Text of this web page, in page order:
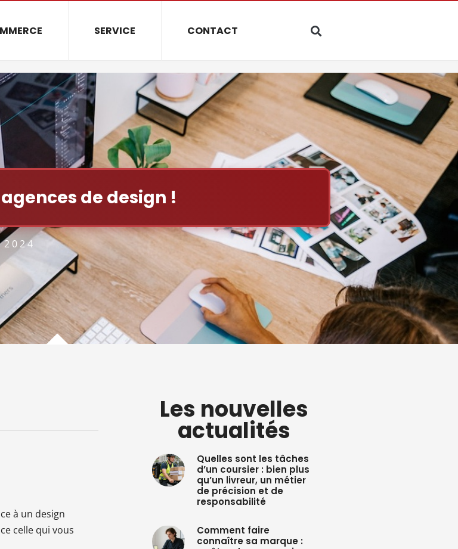
SERVICE CONTACT
de design !
à un design
celle qui vous
Les nouvelles
actualités
Quelles sont les tâches
d’un coursier : bien plus
qu’un livreur, un métier
de précision et de
responsabilité
Comment faire
connaître sa marque :